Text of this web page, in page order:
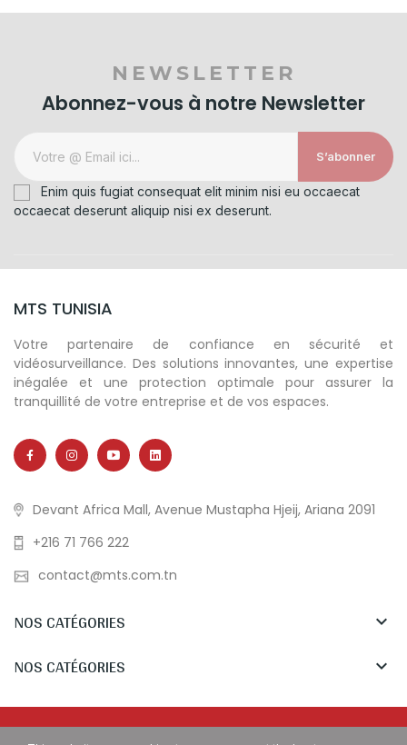
NEWSLETTER
Abonnez-vous à notre Newsletter
S’abonner
Enim quis fugiat consequat elit minim nisi eu occaecat
occaecat deserunt aliquip nisi ex deserunt.
MTS TUNISIA
Votre partenaire de confiance en sécurité et
vidéosurveillance. Des solutions innovantes, une expertise
inégalée et une protection optimale pour assurer la
tranquillité de votre entreprise et de vos espaces.
Devant Africa Mall, Avenue Mustapha Hjeij, Ariana 2091
+216 71 766 222
contact@mts.com.tn
NOS CATÉGORIES 
NOS CATÉGORIES 